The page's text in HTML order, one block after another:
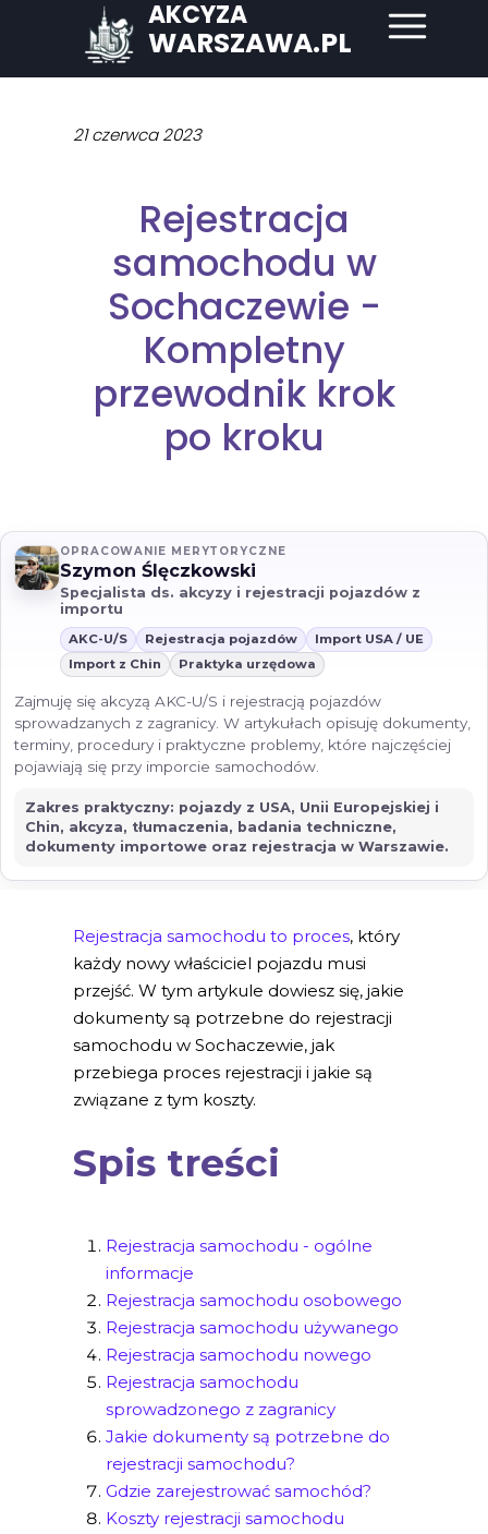
AKCYZA
WARSZAWA.PL
21 czerwca 2023
Rejestracja
samochodu w
Sochaczewie -
Kompletny
przewodnik krok
po kroku
Rejestracja samochodu to proces, który
każdy nowy właściciel pojazdu musi
przejść. W tym artykule dowiesz się, jakie
dokumenty są potrzebne do rejestracji
samochodu w Sochaczewie, jak
przebiega proces rejestracji i jakie są
związane z tym koszty.
Spis treści
Rejestracja samochodu - ogólne
informacje
Rejestracja samochodu osobowego
Rejestracja samochodu używanego
Rejestracja samochodu nowego
Rejestracja samochodu
sprowadzonego z zagranicy
Jakie dokumenty są potrzebne do
rejestracji samochodu?
Gdzie zarejestrować samochód?
Koszty rejestracji samochodu
OPRACOWANIE MERYTORYCZNE
Szymon Ślęczkowski
Specjalista ds. akcyzy i rejestracji pojazdów z
importu
AKC-U/S Rejestracja pojazdów
Import USA / UE
Import z Chin
Praktyka urzędowa
Zajmuję się akcyzą AKC-U/S i rejestracją pojazdów
sprowadzanych z zagranicy. W artykułach opisuję dokumenty,
terminy, procedury i praktyczne problemy, które najczęściej
pojawiają się przy imporcie samochodów.
Zakres praktyczny: pojazdy z USA, Unii Europejskiej i
Chin, akcyza, tłumaczenia, badania techniczne,
dokumenty importowe oraz rejestracja w Warszawie.